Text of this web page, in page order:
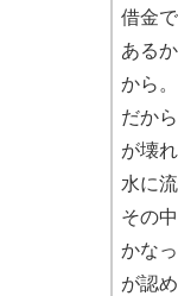
借金
ある
から。
だか
が壊
水に流
その
かな
が認